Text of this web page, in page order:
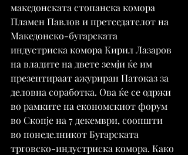
македонската стопанска комора
Пламен Павлов и претседателот на
Македонско-бугарската
индустриска комора Кирил Лазаров
на владите на двете земји ќе им
презентираат ажуриран Патоказ за
деловна соработка. Ова ќе се одржи
во рамките на економскиот форум
во Скопје на 7 декември, соопшти
во понеделникот Бугарската
трговско-индустриска комора. Како